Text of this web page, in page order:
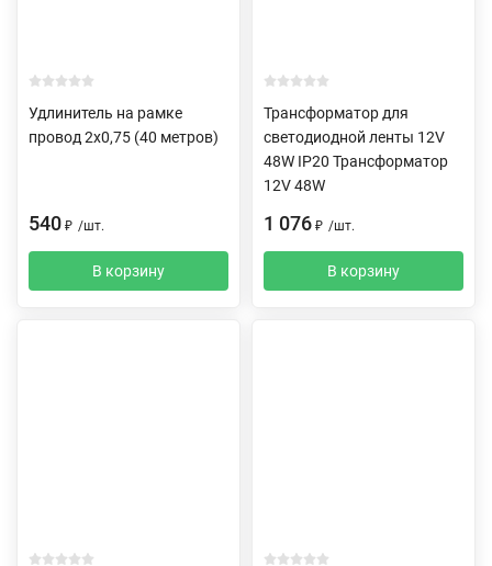
Удлинитель на рамке
провод 2х0,75 (40 метров)
540 ₽ /шт.
В корзину
Трансформатор для
светодиодной ленты 12V
48W IP20 Трансформатор
12V 48W
1 076 ₽ /шт.
В корзину